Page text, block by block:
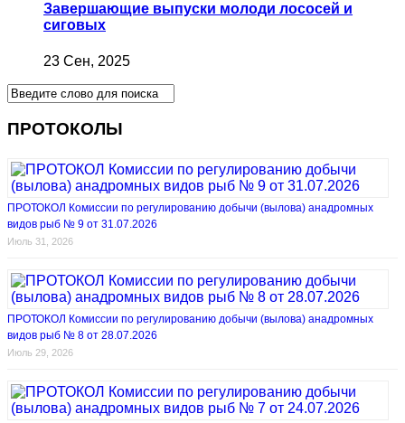
Завершающие выпуски молоди лососей и
cиговых
23 Сен, 2025
ПРОТОКОЛЫ
ПРОТОКОЛ Комиссии по регулированию добычи (вылова) анадромных
видов рыб № 9 от 31.07.2026
Июль 31, 2026
ПРОТОКОЛ Комиссии по регулированию добычи (вылова) анадромных
видов рыб № 8 от 28.07.2026
Июль 29, 2026